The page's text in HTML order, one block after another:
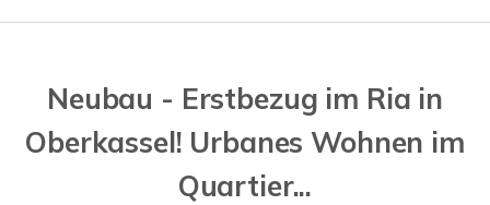
Neubau - Erstbezug im Ria in
Oberkassel! Urbanes Wohnen im
Quartier...